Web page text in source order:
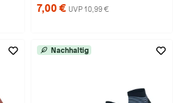
7,00 € UVP 10,99 €
Nachhaltig